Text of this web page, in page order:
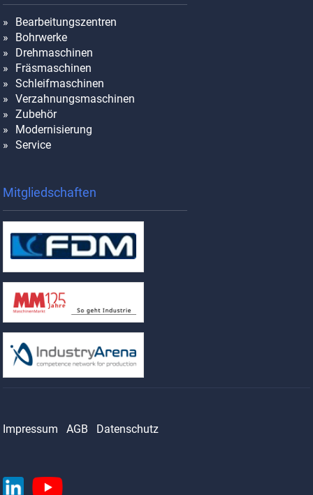
Bearbeitungszentren
Bohrwerke
Drehmaschinen
Fräsmaschinen
Schleifmaschinen
Verzahnungsmaschinen
Zubehör
Modernisierung
Service
Mitgliedschaften
Impressum AGB Datenschutz